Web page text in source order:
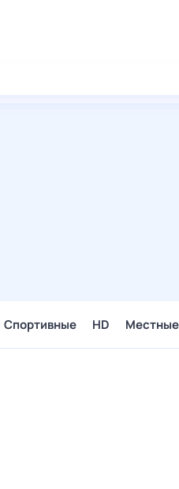
Спортивные HD